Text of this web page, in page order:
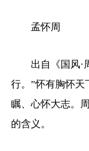
孟怀周
出自《国风·
行。”怀有胸怀
瞩、心怀大志。
的含义。